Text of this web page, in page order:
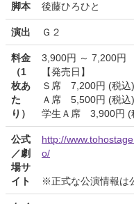
脚本 後藤ひろひと
演出 Ｇ２
料金
（1
枚あ
た
り）
3,900円 ～ 7,200円
【発売日】
Ｓ席 7,200円 (税込)
Ａ席 5,500円 (税込)
学生Ａ席 3,900円 (
公式
／劇
場サ
イト
http://
o/
※正式な公演情報は